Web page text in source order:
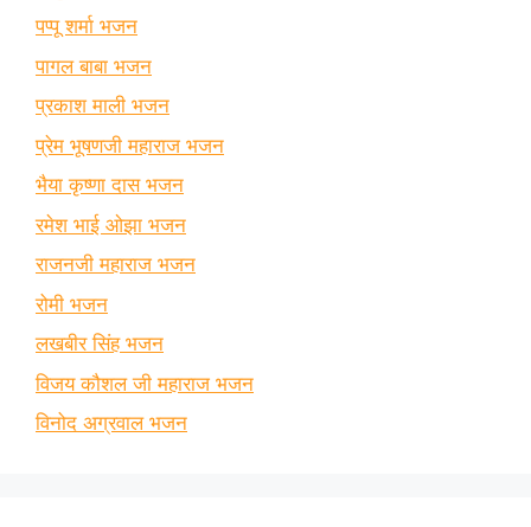
पप्पू शर्मा भजन
पागल बाबा भजन
प्रकाश माली भजन
प्रेम भूषणजी महाराज भजन
भैया कृष्णा दास भजन
रमेश भाई ओझा भजन
राजनजी महाराज भजन
रोमी भजन
लखबीर सिंह भजन
विजय कौशल जी महाराज भजन
विनोद अग्रवाल भजन